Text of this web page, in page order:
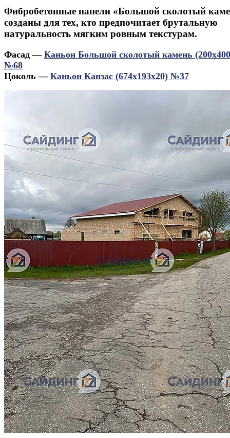
Фибробетонные панели «Большой сколотый
созданы для тех, кто предпочитает брутальную
натуральность мягким ровным текстурам.
Фасад — Каньон Большой сколотый камень
№68
Цоколь — Каньон Канзас (674х193х20) №37